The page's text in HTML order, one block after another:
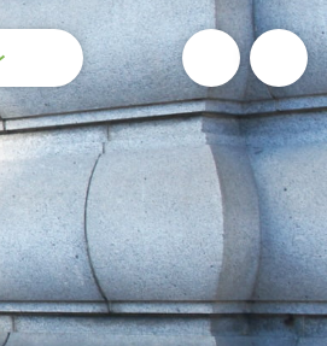
検索フォームを開閉する YouTube